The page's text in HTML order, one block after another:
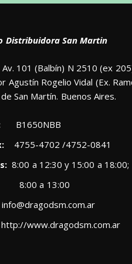
Distribuidora San Martin
101 (Balbín) N 2510 (ex
Agustín Rogelio Vidal (Ex.
San Martín. Buenos Aires.
B1650NBB
4755-4702 /4752-0841
8:00 a 12:30 y 15:00 a 18:00;
a 13:00
info@dragodsm.com.ar
http://www.dragodsm.com.ar